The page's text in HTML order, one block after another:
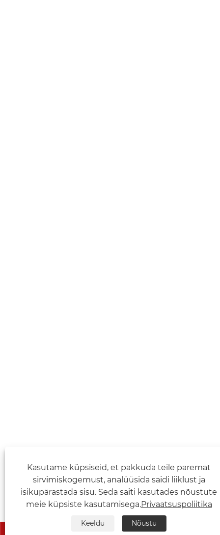
Kasutame küpsiseid, et pakkuda teile paremat
sirvimiskogemust, analüüsida saidi liiklust ja
isikupärastada sisu. Seda saiti kasutades nõustute
meie küpsiste kasutamisega.Privaatsuspoliitika
Keeldu Nõustu